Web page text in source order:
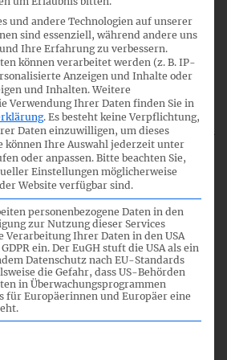
DOKUMENTE &
DATUM
IASB zum
Review
14.12.2018
das DRSC
des
erörtert. Der
und andere Technologien auf unserer
sind essenziell, während andere uns
Ihre Erfahrung zu verbessern.
können verarbeitet werden (z. B. IP-
Anzeigen und Inhalte oder
und Inhalten. Weitere
Verwendung Ihrer Daten finden Sie in
. Es besteht keine Verpflichtung,
Daten einzuwilligen, um dieses
können Ihre Auswahl jederzeit unter
oder anpassen.Bitte beachten Sie,
Einstellungen möglicherweise
Website verfügbar sind.
personenbezogene Daten in den
zur Nutzung dieser Services
Verarbeitung Ihrer Daten in den USA
ein. Der EuGH stuft die USA als ein
Datenschutz nach EU-Standards
die Gefahr, dass US-Behörden
in Überwachungsprogrammen
für Europäerinnen und Europäer eine
Service-Gruppen, für die eine